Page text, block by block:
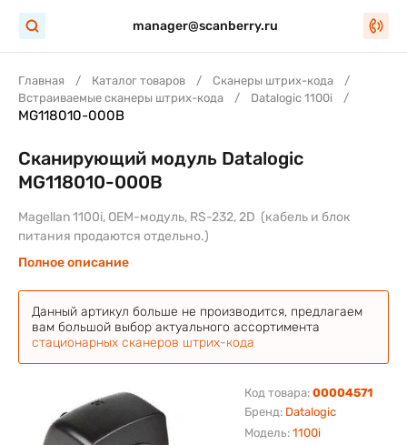
manager@scanberry.ru
Главная Каталог товаров
Сканеры штрих-кода
Встраиваемые сканеры штрих-кода
Datalogic 1100i
MG118010-000B
Бренд: Datalogic
Модель: 1100i
Код товара: 00004571
Сканирующий модуль Datalogic
MG118010-000B
Magellan 1100i, OEM-модуль, RS-232, 2D (кабель и блок
питания продаются отдельно.)
Полное описание
Данный артикул больше не производится, предлагаем
вам большой выбор актуального ассортимента
стационарных сканеров штрих-кода